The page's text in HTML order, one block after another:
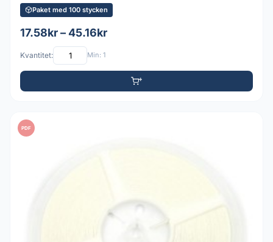
Paket med 100 stycken
17.58kr – 45.16kr
Kvantitet: Min: 1
PDF